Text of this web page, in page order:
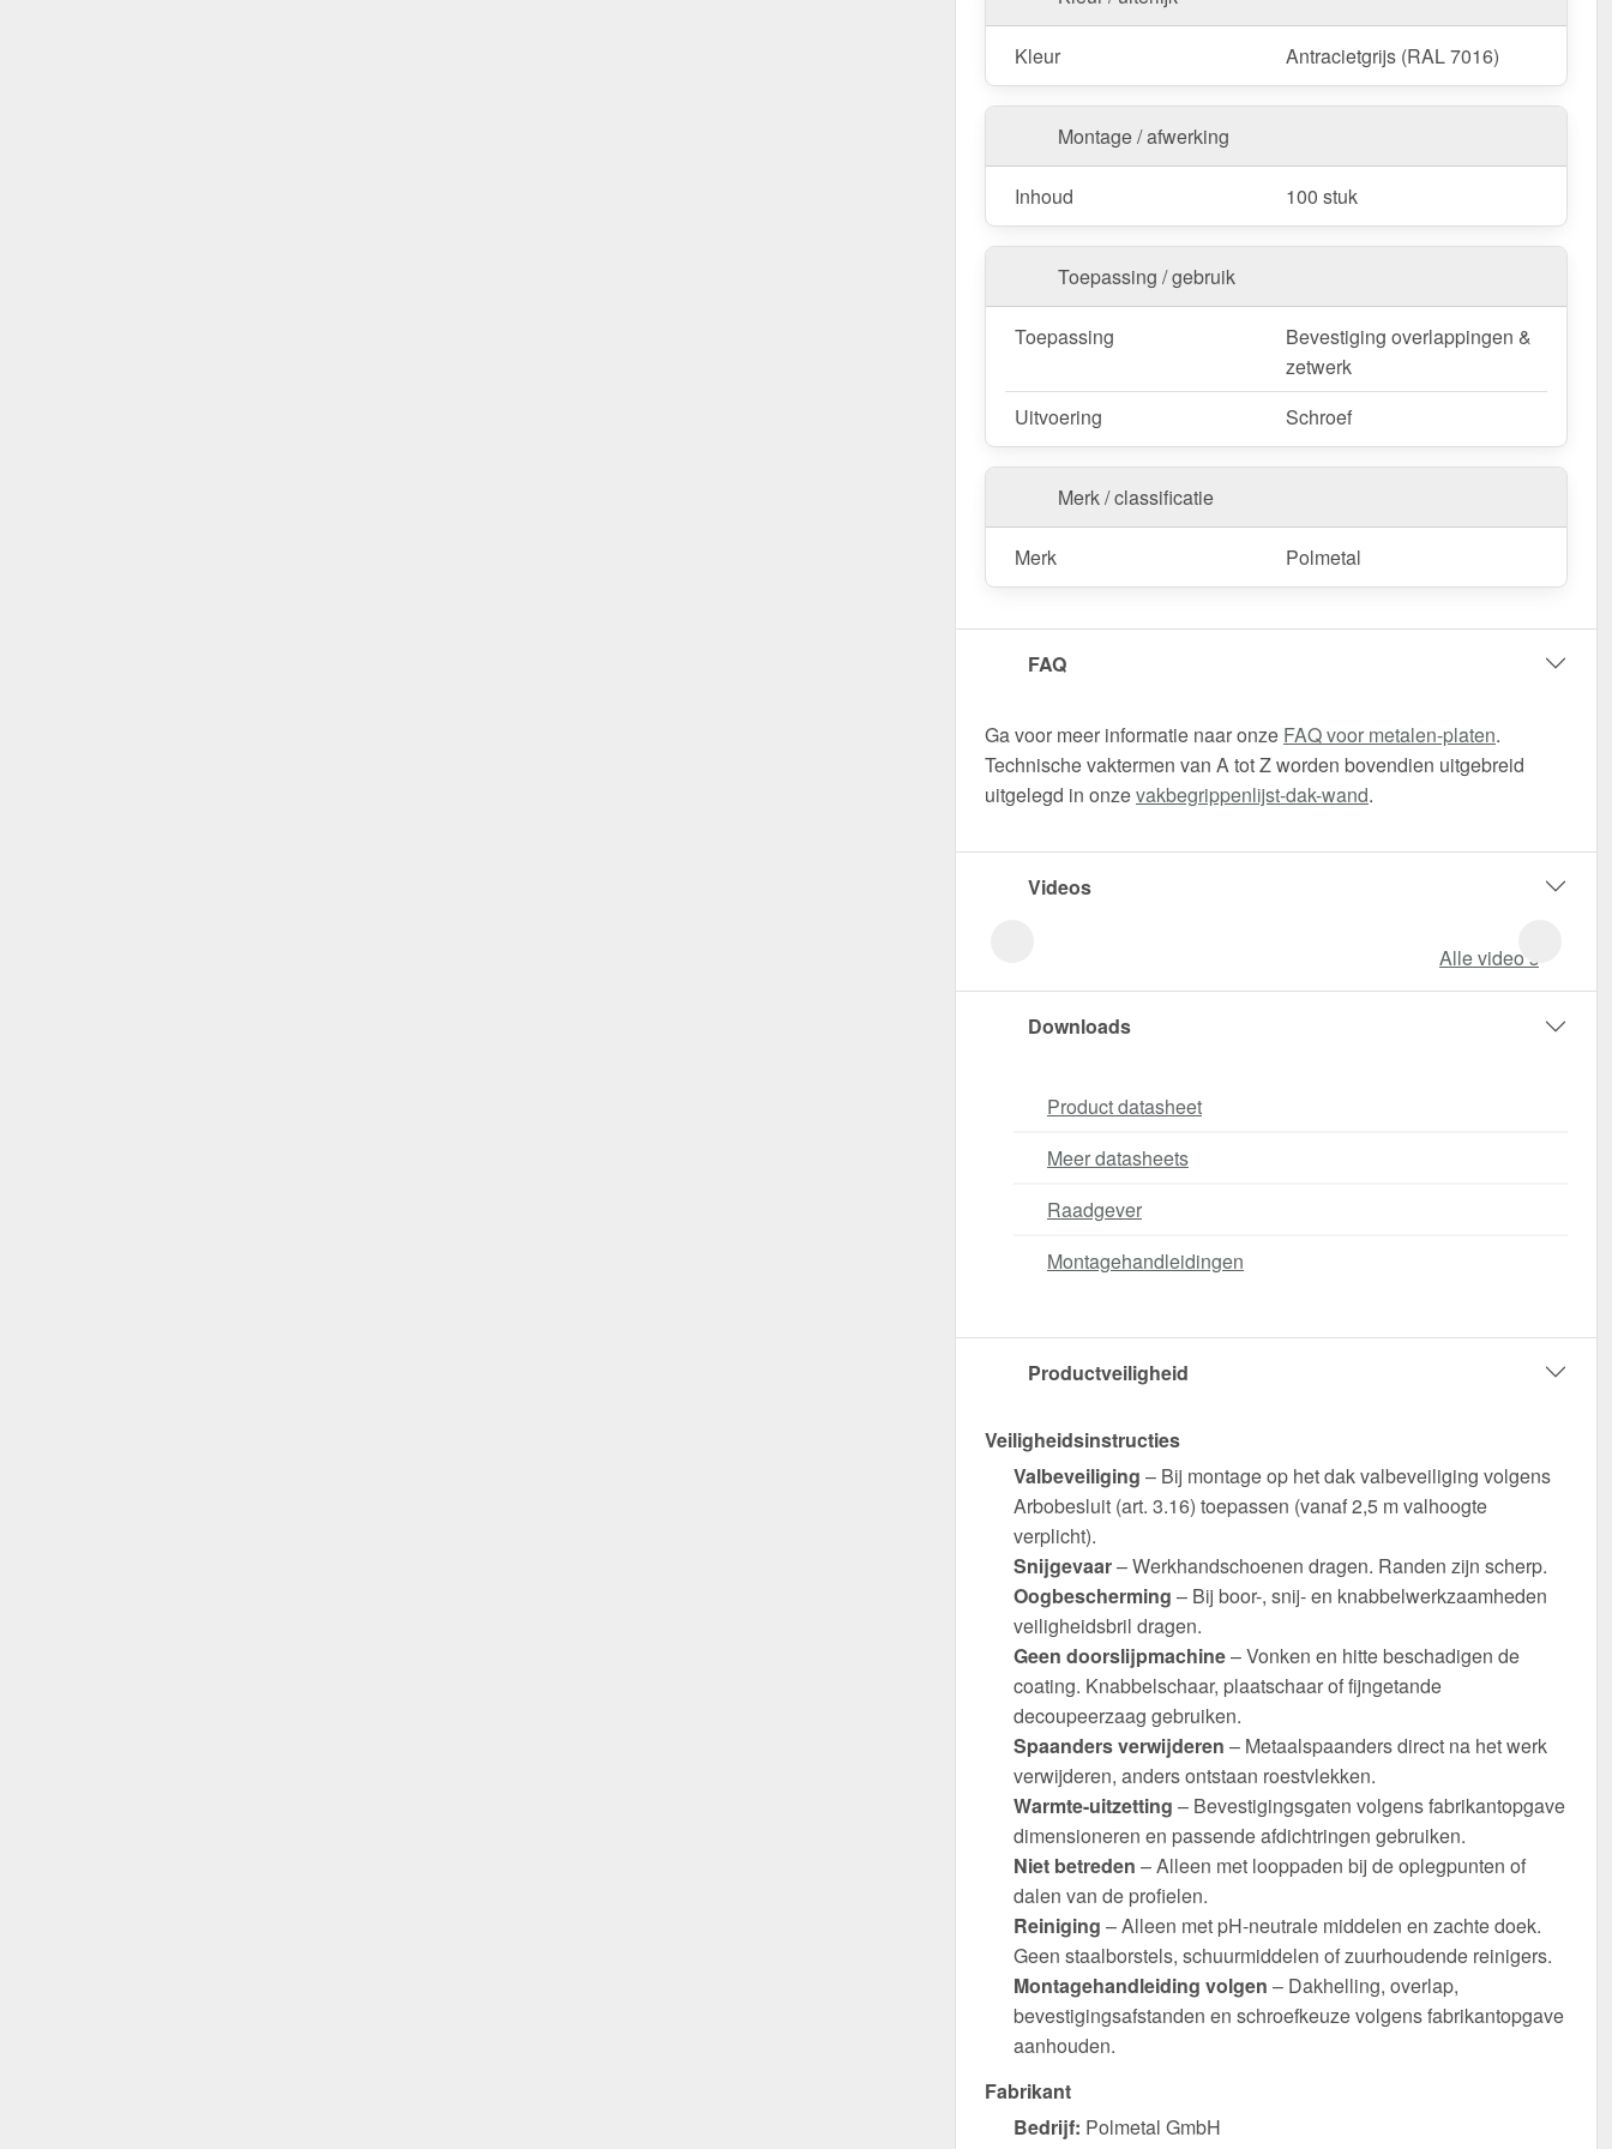
Kleur Antracietgrijs (RAL 7016)
Montage / afwerking
Inhoud 100 stuk
Toepassing / gebruik
Toepassing
Bevestiging overlappingen &
zetwerk
Uitvoering
Schroef
Merk / classificatie
Merk Polmetal
FAQ
Ga voor meer informatie naar onze FAQ voor metalen-platen.
Technische vaktermen van A tot Z worden bovendien uitgebreid
uitgelegd in onzevakbegrippenlijst-dak-wand.
Videos
Alle video‘s
Downloads
Product datasheet
Meer datasheets
Raadgever
Montagehandleidingen
Productveiligheid
Veiligheidsinstructies
Valbeveiliging – Bij montage op het dak valbeveiliging volgens
Arbobesluit (art. 3.16) toepassen (vanaf 2,5 m valhoogte
verplicht).
Snijgevaar– Werkhandschoenen dragen. Randen zijn scherp.
Oogbescherming – Bij boor-, snij- en knabbelwerkzaamheden
veiligheidsbril dragen.
Geen doorslijpmachine– Vonken en hitte beschadigen de
coating. Knabbelschaar, plaatschaar of fijngetande
decoupeerzaag gebruiken.
Spaanders verwijderen – Metaalspaanders direct na het werk
verwijderen, anders ontstaan roestvlekken.
Warmte-uitzetting – Bevestigingsgaten volgens fabrikantopgave
dimensioneren en passende afdichtringen gebruiken.
Niet betreden – Alleen met looppaden bij de oplegpunten of
dalen van de profielen.
Reiniging – Alleen met pH-neutrale middelen en zachte doek.
Geen staalborstels, schuurmiddelen of zuurhoudende reinigers.
Montagehandleiding volgen – Dakhelling, overlap,
bevestigingsafstanden en schroefkeuze volgens fabrikantopgave
aanhouden.
Fabrikant
Bedrijf: Polmetal GmbH